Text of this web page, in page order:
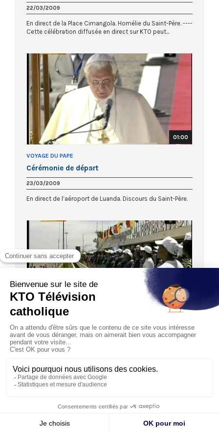
22/03/2009
En direct de la Place Cimangola. Homélie du Saint-Père. ----
Cette célébration diffusée en direct sur KTO peut...
01:00
VOYAGE DU PAPE
Cérémonie de départ
23/03/2009
En direct de l’aéroport de Luanda. Discours du Saint-Père.
30:00
Arrivée en Angola
20/03/2009
En direct de l’aéroport de Luanda. Cérémonie de
bienvenue et discours du Saint-Père.
© KTO 2026 — Mentions légales